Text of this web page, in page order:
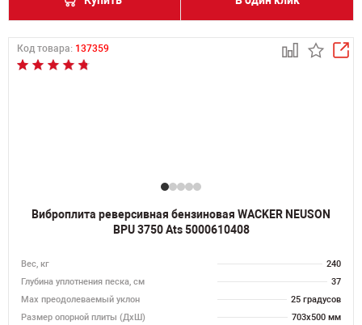
Код товара: 137359
Виброплита реверсивная бензиновая WACKER NEUSON
BPU 3750 Ats 5000610408
Вес, кг
240
Глубина уплотнения песка, см
37
Max преодолеваемый уклон
25 градусов
Размер опорной плиты (ДхШ)
703x500 мм